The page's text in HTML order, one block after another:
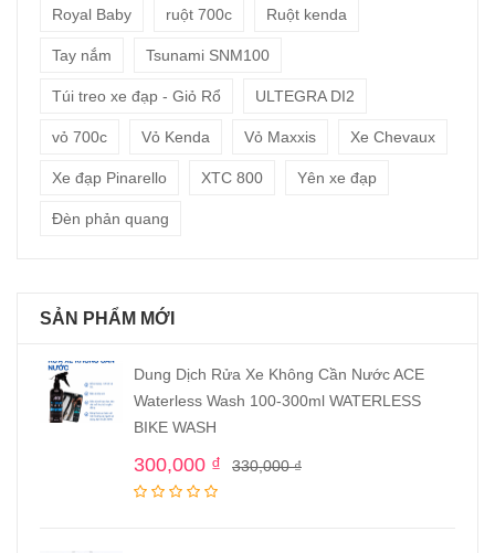
Royal Baby ruột 700c Ruột kenda
Tay nắm Tsunami SNM100
Túi treo xe đạp - Giỏ Rổ ULTEGRA DI2
vỏ 700c Vỏ Kenda Vỏ Maxxis Xe Chevaux
Xe đạp Pinarello XTC 800 Yên xe đạp
Đèn phản quang
SẢN PHẨM MỚI
Dung Dịch Rửa Xe Không Cần Nước ACE
Waterless Wash 100-300ml WATERLESS
BIKE WASH
330,000₫
300,000 ₫